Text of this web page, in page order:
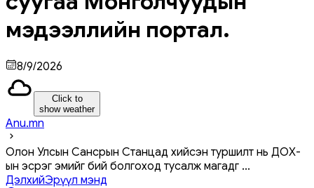
мэдээллийн портал.
8/9/2026
Click to
show weather
Anu.mn
Олон Улсын Сансрын Станцад хийсэн туршилт нь ДОХ-
ын эсрэг эмийг бий болгоход тусалж магадг ...
ДэлхийЭрүүл мэнд